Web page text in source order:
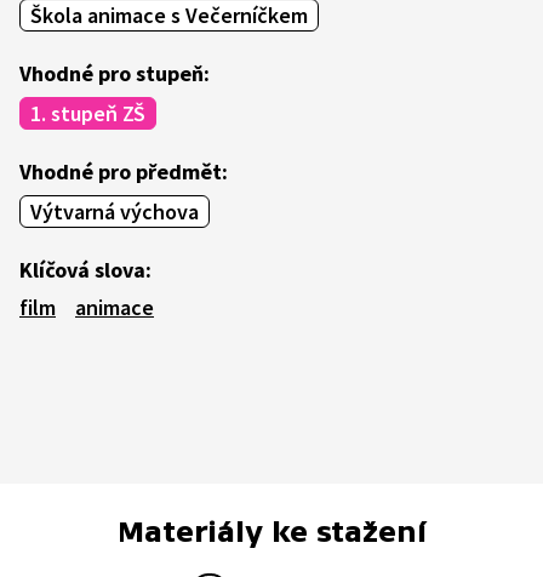
Škola animace s Večerníčkem
Vhodné pro stupeň:
1. stupeň ZŠ
Vhodné pro předmět:
Výtvarná výchova
Klíčová slova:
film
animace
Materiály ke stažení